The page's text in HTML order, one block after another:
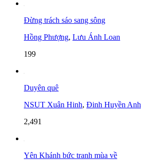
Đừng trách sáo sang sông
Hồng Phượng, Lưu Ánh Loan
199
Duyên quê
NSUT Xuân Hinh, Đinh Huyền Anh
2,491
Yên Khánh bức tranh mùa về